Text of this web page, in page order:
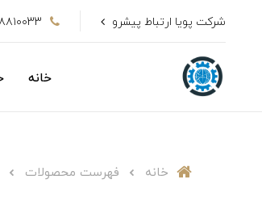
شرکت پویا ارتباط پیشرو ۸۸۸۱۰۰33 - ۸۸۸۱۰۰22 -
خانه
خانه فهرست محصولات